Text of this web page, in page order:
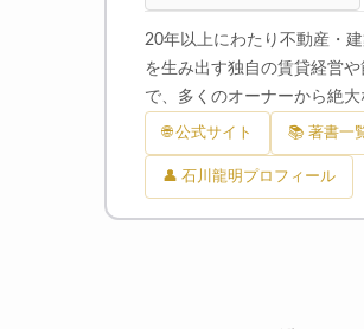
20年以上にわたり不動産・
を生み出す独自の賃貸経営
で、多くのオーナーから絶大
🌐 公式サイト 📚 著書一
👤 石川龍明プロフィール